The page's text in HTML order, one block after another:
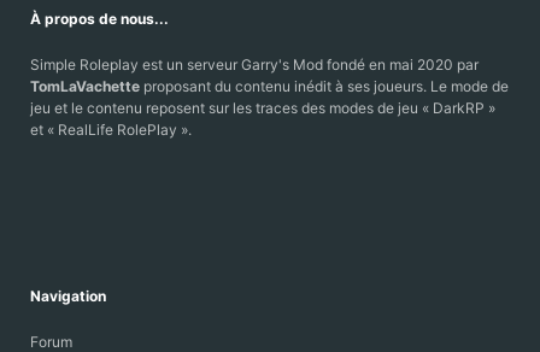
À propos de nous...
Simple Roleplay est un serveur Garry's Mod fondé en mai 2020 par
TomLaVachette proposant du contenu inédit à ses joueurs. Le mode de
jeu et le contenu reposent sur les traces des modes de jeu « DarkRP »
et « RealLife RolePlay ».
Navigation
Forum